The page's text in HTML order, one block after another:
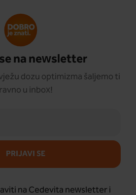
na newsletter
dozu optimizma šaljemo ti
ravno u inbox!
PRIJAVI SE
na Cedevita newsletter i